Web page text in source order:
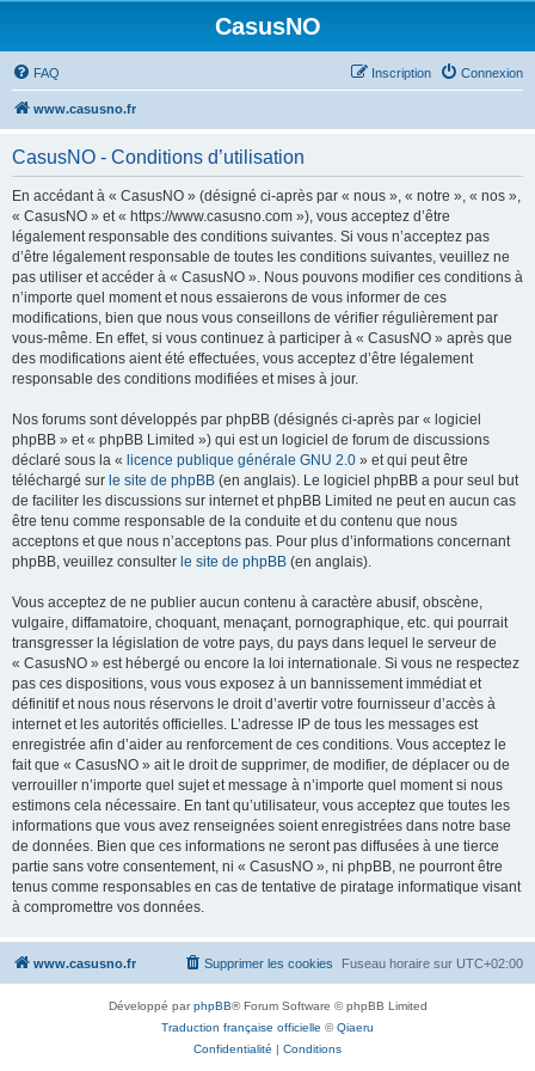
CasusNO
FAQ Connexion
Inscription
www.casusno.fr
CasusNO - Conditions d’utilisation
En accédant à « CasusNO » (désigné ci-après par « nous », « notre », « nos »,
« CasusNO » et « https://www.casusno.com »), vous acceptez d’être
légalement responsable des conditions suivantes. Si vous n’acceptez pas
d’être légalement responsable de toutes les conditions suivantes, veuillez ne
pas utiliser et accéder à « CasusNO ». Nous pouvons modifier ces conditions à
n’importe quel moment et nous essaierons de vous informer de ces
modifications, bien que nous vous conseillons de vérifier régulièrement par
vous-même. En effet, si vous continuez à participer à « CasusNO » après que
des modifications aient été effectuées, vous acceptez d’être légalement
responsable des conditions modifiées et mises à jour.
Nos forums sont développés par phpBB (désignés ci-après par « logiciel
phpBB » et « phpBB Limited ») qui est un logiciel de forum de discussions
déclaré sous la « licence publique générale GNU 2.0 » et qui peut être
téléchargé sur le site de phpBB (en anglais). Le logiciel phpBB a pour seul but
de faciliter les discussions sur internet et phpBB Limited ne peut en aucun cas
être tenu comme responsable de la conduite et du contenu que nous
acceptons et que nous n’acceptons pas. Pour plus d’informations concernant
phpBB, veuillez consulter le site de phpBB (en anglais).
Vous acceptez de ne publier aucun contenu à caractère abusif, obscène,
vulgaire, diffamatoire, choquant, menaçant, pornographique, etc. qui pourrait
transgresser la législation de votre pays, du pays dans lequel le serveur de
« CasusNO » est hébergé ou encore la loi internationale. Si vous ne respectez
pas ces dispositions, vous vous exposez à un bannissement immédiat et
définitif et nous nous réservons le droit d’avertir votre fournisseur d’accès à
internet et les autorités officielles. L’adresse IP de tous les messages est
enregistrée afin d’aider au renforcement de ces conditions. Vous acceptez le
fait que « CasusNO » ait le droit de supprimer, de modifier, de déplacer ou de
verrouiller n’importe quel sujet et message à n’importe quel moment si nous
estimons cela nécessaire. En tant qu’utilisateur, vous acceptez que toutes les
informations que vous avez renseignées soient enregistrées dans notre base
de données. Bien que ces informations ne seront pas diffusées à une tierce
partie sans votre consentement, ni « CasusNO », ni phpBB, ne pourront être
tenus comme responsables en cas de tentative de piratage informatique visant
à compromettre vos données.
www.casusno.fr Fuseau horaire sur UTC+02:00
Supprimer les cookies
Développé parphpBB® Forum Software © phpBB Limited
Traduction française officielle ©Qiaeru
Confidentialité | Conditions